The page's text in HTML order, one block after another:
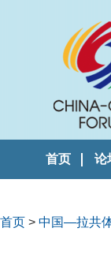
首页 论
首页 > 中国—拉共